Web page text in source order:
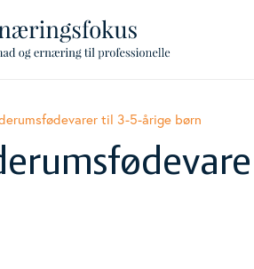
til 3-5-årige børn